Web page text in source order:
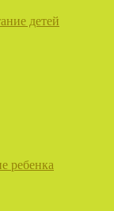
детей
ребенка